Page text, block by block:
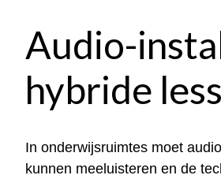
Audio-
hybride
In onderwijsruimtes moet
kunnen meeluisteren en de